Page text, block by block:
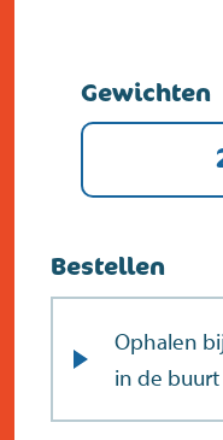
Gewichten
Bestellen
Ophalen
in de buurt